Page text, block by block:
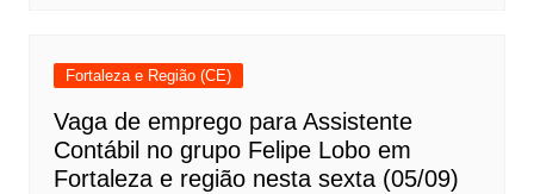
Fortaleza e Região (CE)
Vaga de emprego para Assistente
Contábil no grupo Felipe Lobo em
Fortaleza e região nesta sexta (05/09)